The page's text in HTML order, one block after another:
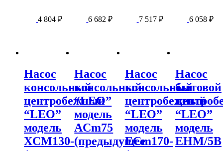
4 804 ₽ 6 682₽ 7 517 ₽ 6 058 ₽
Насос
консольный
центробежный
“LEO”
модель
XCM130-
Насос
консольный
“LEO”
модель
ACm75
(предыдущее
Насос
консольный
центробежный
“LEO”
модель
ЕСm170-
Насос
бытовой
“LEO”
модель
EHM/5B